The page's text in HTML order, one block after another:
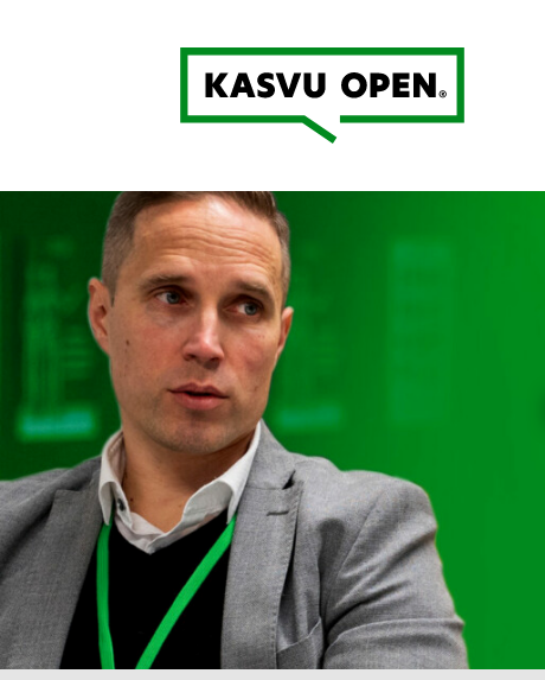
Kasvu Open